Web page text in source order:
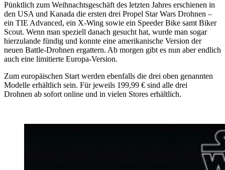
Pünktlich zum Weihnachtsgeschäft des letzten Jahres erschienen in
den USA und Kanada die ersten drei Propel Star Wars Drohnen –
ein TIE Advanced, ein X-Wing sowie ein Speeder Bike samt Biker
Scout. Wenn man speziell danach gesucht hat, wurde man sogar
hierzulande fündig und konnte eine amerikanische Version der
neuen Battle-Drohnen ergattern. Ab morgen gibt es nun aber endlich
auch eine limitierte Europa-Version.
Zum europäischen Start werden ebenfalls die drei oben genannten
Modelle erhältlich sein. Für jeweils 199,99 € sind alle drei
Drohnen ab sofort online und in vielen Stores erhältlich.